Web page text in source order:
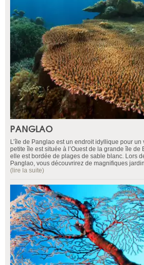
PANGLAO
L’île de Panglao est un endroit idyllique pour
petite île est située à l’Ouest de la grande île de
elle est bordée de plages de sable blanc. Lors
Panglao, vous découvrirez de magnifiques
(lire la suite)